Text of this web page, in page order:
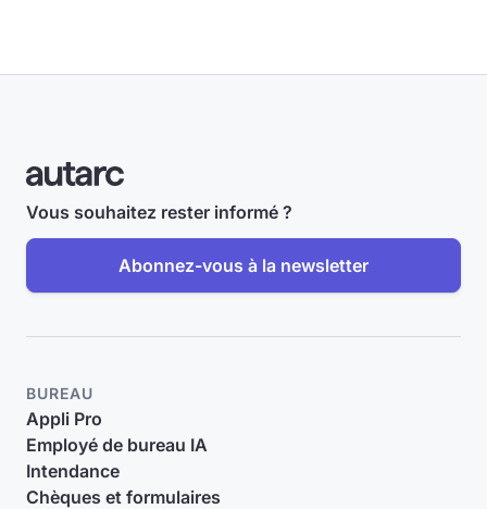
Vous souhaitez rester informé ?
Abonnez-vous à la newsletter
BUREAU
Appli Pro
Employé de bureau IA
Intendance
Chèques et formulaires